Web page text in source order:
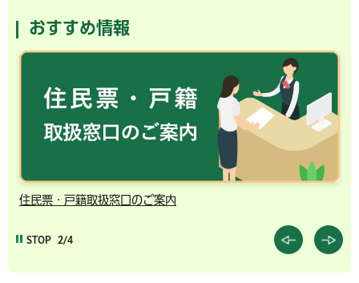
おすすめ情報
住民票・戸籍取扱窓口のご案内
STOP 2/4